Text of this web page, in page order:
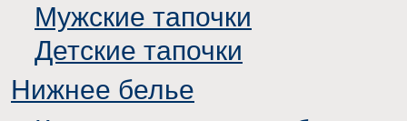
Мужские тапочки
Детские тапочки
Нижнее белье